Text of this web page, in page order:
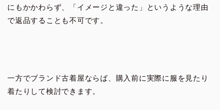
にもかかわらず、「イメージと違った」というような理由
で返品することも不可です。
一方でブランド古着屋ならば、購入前に実際に服を見たり
着たりして検討できます。